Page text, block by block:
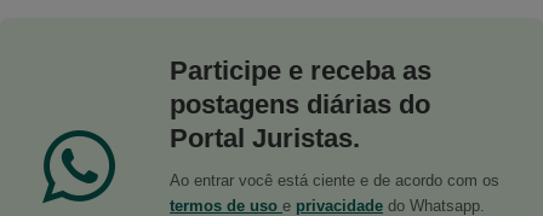
Participe e receba as
postagens diárias do
Portal Juristas.
Ao entrar você está ciente e de acordo com os
termos de uso e privacidade do Whatsapp.